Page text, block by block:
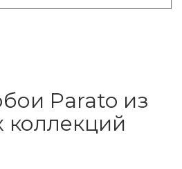
Parato из
коллекций